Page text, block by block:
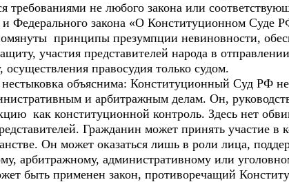
требованиями не любого закона или
Федерального закона «О Конституционном Суде
принципы презумпции невиновности,
участия представителей народа в
осуществления правосудия только судом.
нестыковка объяснима: Конституционный Суд РФ
и арбитражным делам. Он,
как конституционной контроль. Здесь нет
Гражданин может принять участие
Он может оказаться лишь в роли лица,
арбитражному, административному или
быть применен закон, противоречащий